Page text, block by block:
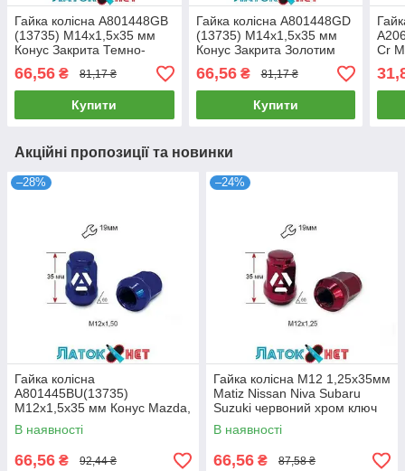
Гайка колісна A801448GB
(13735) M14х1,5х35 мм
Конус Закрита Темно-
сірий Ключ 19
66,56 ₴ 81,17 ₴
Купити
Гайка колісна A801448GD
(13735) M14х1,5х35 мм
Конус Закрита Золотим
Хром Ключ 19
66,56₴ 81,17 ₴
Купити
Cr
мм
Акційні пропозиції та новинки
–28%
Гайка колісна
A801445BU(13735)
M12х1,5х35 мм Конус Mazda,
Kia, Hyundai, Daihatsu
Закрита Синій Хром Ключ 19
В наявності
66,56 ₴ 92,44 ₴
–24%
Гайка колісна M12 1,25х35мм
Matiz Nissan Niva Subaru
Suzuki червоний хром ключ
19 A801444RD (13735)
В наявності
66,56 ₴ 87,58 ₴